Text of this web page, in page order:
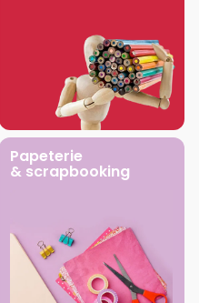
Papeterie
& scrapbooking